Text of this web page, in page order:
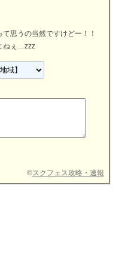
思うの当然ですけどー！！
ねぇ…zzz
©スクフェス攻略・速報